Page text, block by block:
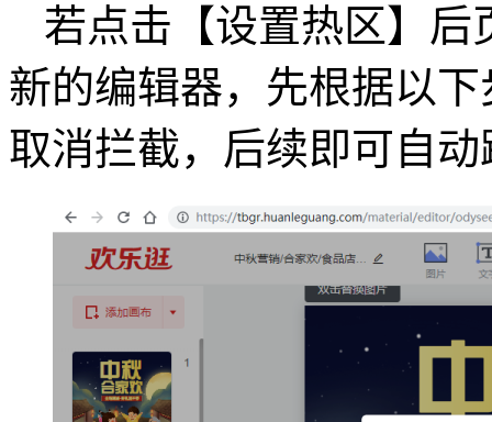
若点击【设置热区】后
新的编辑器，先根据以
取消拦截，后续即可自动